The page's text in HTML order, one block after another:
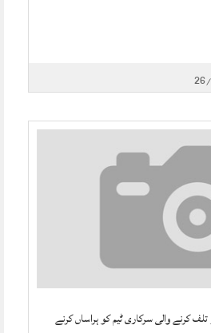
کرنے والی سرکاری ٹیم کو ہراساں کرنے